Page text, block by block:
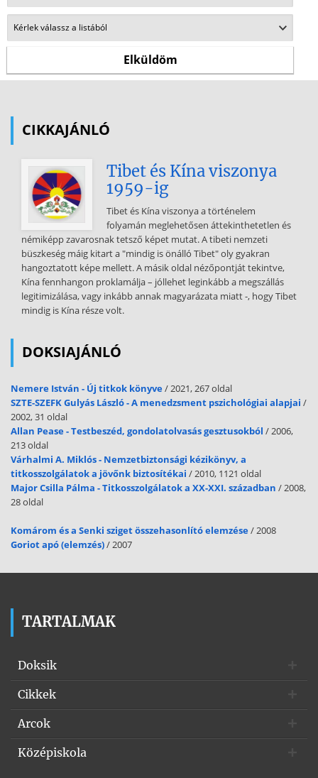
CIKKAJÁNLÓ
Tibet és Kína viszonya
1959-ig
Tibet és Kína viszonya a történelem
folyamán meglehetősen áttekinthetetlen és
némiképp zavarosnak tetsző képet mutat. A tibeti nemzeti
büszkeség máig kitart a "mindig is önálló Tibet" oly gyakran
hangoztatott képe mellett. A másik oldal nézőpontját tekintve,
Kína fennhangon proklamálja – jóllehet leginkább a megszállás
legitimizálása, vagy inkább annak magyarázata miatt -, hogy Tibet
mindig is Kína része volt.
DOKSIAJÁNLÓ
Nemere István - Új titkok könyve/ 2021, 267 oldal
SZTE-SZEFK Gulyás László - A menedzsment pszichológiai alapjai /
2002, 31 oldal
Allan Pease - Testbeszéd, gondolatolvasás gesztusokból / 2006,
213 oldal
Várhalmi A. Miklós - Nemzetbiztonsági kézikönyv, a
titkosszolgálatok a jövőnk biztosítékai / 2010, 1121 oldal
Major Csilla Pálma - Titkosszolgálatok a XX-XXI. században / 2008,
28 oldal
Komárom és a Senki sziget összehasonlító elemzése/ 2008
Goriot apó (elemzés)/ 2007
TARTALMAK
Doksik
Cikkek
Arcok
Középiskola